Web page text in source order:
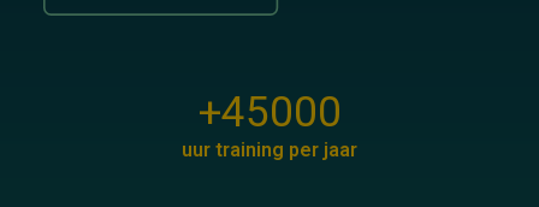
+45000
uur training per jaar